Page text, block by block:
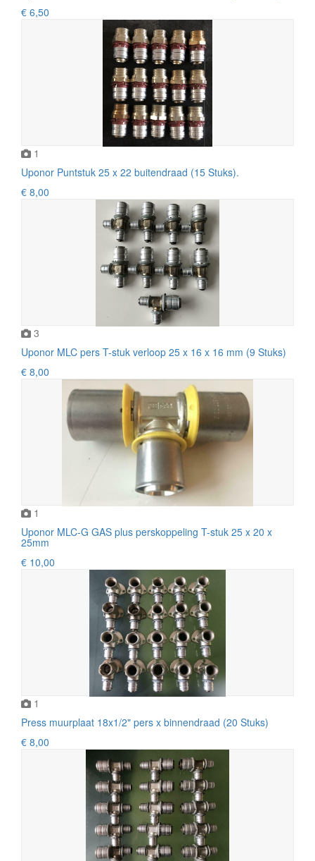
€ 6,50
1
Uponor Puntstuk 25 x 22 buitendraad (15 Stuks).
€ 8,00
3
Uponor MLC pers T-stuk verloop 25 x 16 x 16 mm (9 Stuks)
€ 8,00
1
Uponor MLC-G GAS plus perskoppeling T-stuk 25 x 20 x
25mm
€ 10,00
1
Press muurplaat 18x1/2" pers x binnendraad (20 Stuks)
€ 8,00